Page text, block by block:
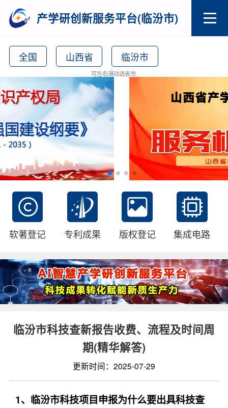
产学研创新服务平台(临汾市)
全国 山西省 临汾市
可左右滑动选省市
软著登记 专利成果 版权登记 集成电路
临汾市科技查新报告收费、流程及时间周
期(精华解答)
更新时间：2025-07-29
1、临汾市科技项目申报为什么要出具科技查